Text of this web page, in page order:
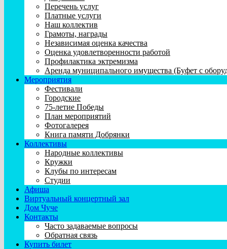
Перечень услуг
Платные услуги
Наш коллектив
Грамоты, награды
Независимая оценка качества
Оценка удовлетворенности работой
Профилактика эктремизма
Аренда муниципального имущества (Буфет с
Мероприятия
Фестивали
Городские
75-летие Победы
План мероприятий
Фотогалерея
Книга памяти Добрянки
Коллективы
Народные коллективы
Кружки
Клубы по интересам
Студии
Афиша
Виртуальный концертный зал
Дом Чуче
Контакты
Часто задаваемые вопросы
Обратная связь
Купить билет